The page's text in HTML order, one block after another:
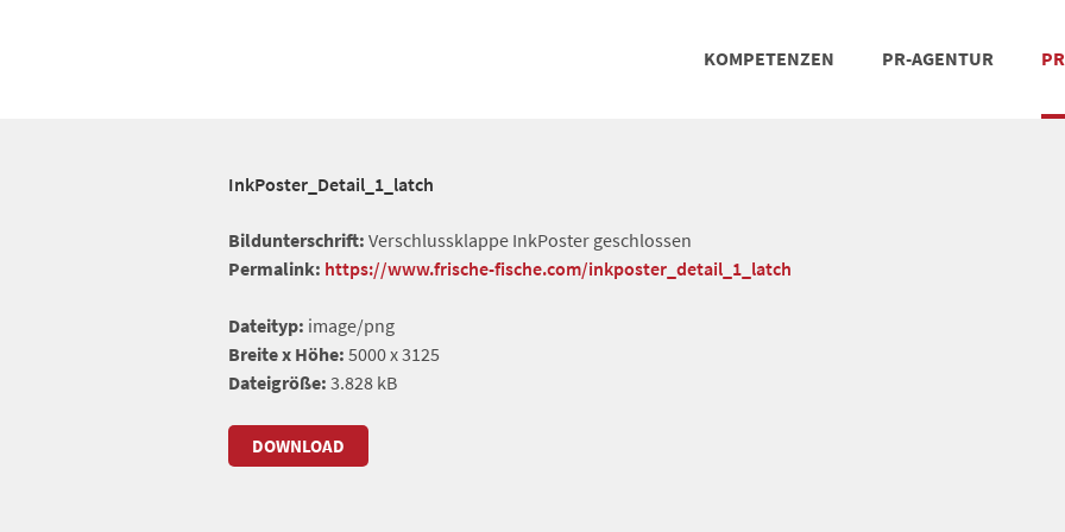
KOMPETENZEN PR-AGENTUR
InkPoster_Detail_1_latch
Bildunterschrift: Verschlussklappe InkPoster geschlossen
Permalink: https://www.frische-fische.com/inkposter_detail_1_latch
Dateityp: image/png
Breite x Höhe: 5000 x 3125
Dateigröße: 3.828 kB
DOWNLOAD